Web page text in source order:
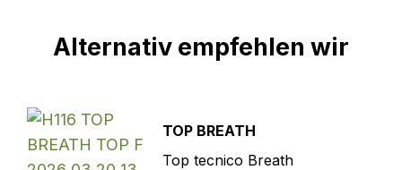
Alternativ empfehlen wir
TOP BREATH
Top tecnico Breath